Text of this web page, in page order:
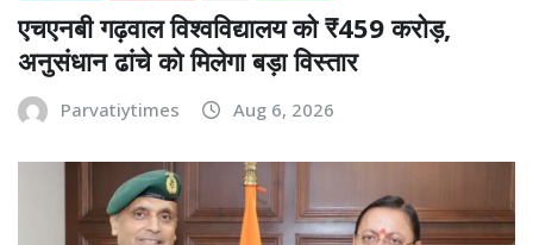
एचएनबी गढ़वाल विश्वविद्यालय को ₹459 करोड़,
अनुसंधान ढांचे को मिलेगा बड़ा विस्तार
Parvatiytimes Aug 6, 2026